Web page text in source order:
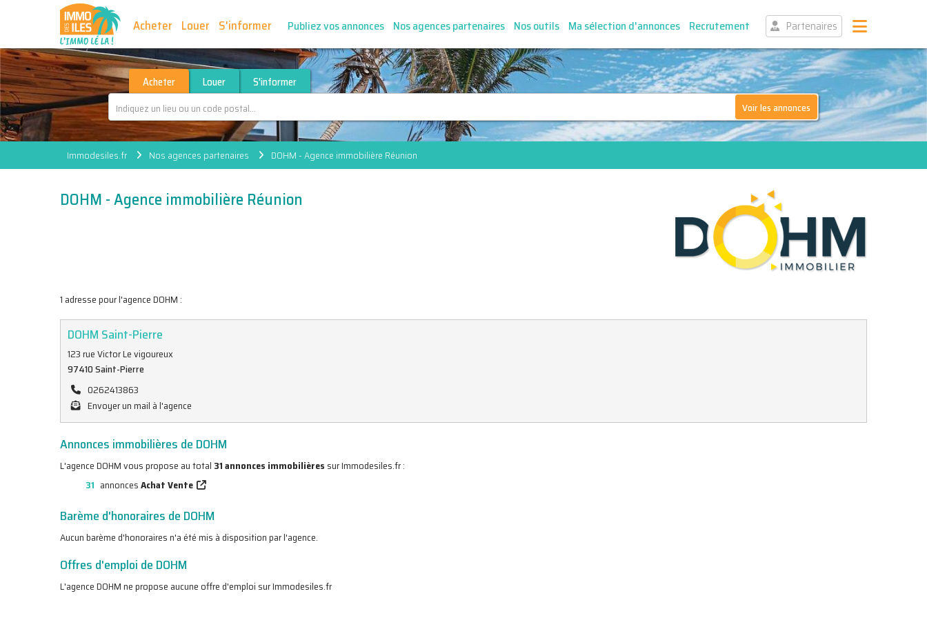
Acheter Louer S'informer Publiez vos annonces Nos agences partenaires Nos outils Ma sélection d'annonces Recrutement Partenaires
Acheter Louer S'informer
Voir les annonces
Immodesiles.fr Nos agences partenaires DOHM - Agence immobilière Réunion
DOHM - Agence immobilière Réunion
1 adresse pour l'agence DOHM :
DOHM Saint-Pierre
123 rue Victor Le vigoureux
97410 Saint-Pierre
0262413863
Envoyer un mail à l'agence
Annonces immobilières de DOHM
L'agence DOHM vous propose au total 31 annonces immobilières sur Immodesiles.fr :
31 annoncesAchat Vente
Barème d'honoraires de DOHM
Aucun barème d'honoraires n'a été mis à disposition par l'agence.
Offres d'emploi de DOHM
L'agence DOHM ne propose aucune offre d'emploi sur Immodesiles.fr